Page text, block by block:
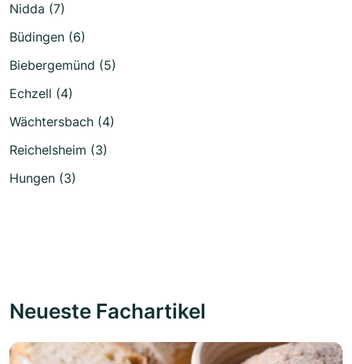
Nidda (7)
Büdingen (6)
Biebergemünd (5)
Echzell (4)
Wächtersbach (4)
Reichelsheim (3)
Hungen (3)
Neueste Fachartikel